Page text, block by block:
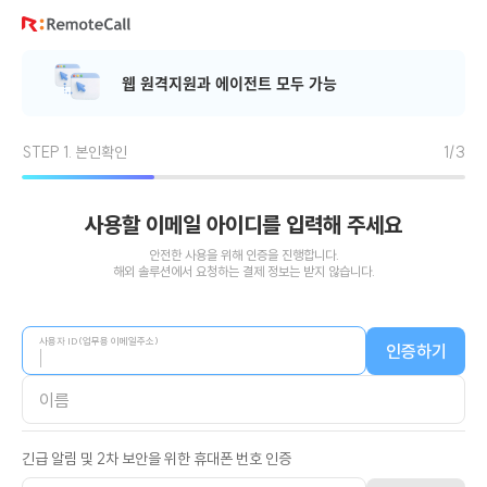
웹 원격지원과 에이전트 모두 가능
STEP 1. 본인확인 1/3
사용할 이메일 아이디를 입력해 주세요
안전한 사용을 위해 인증을 진행합니다.
해외 솔루션에서 요청하는 결제 정보는 받지 않습니다.
사용자 ID(업무용 이메일주소) 인증하기
이름
긴급 알림 및 2차 보안을 위한 휴대폰 번호 인증